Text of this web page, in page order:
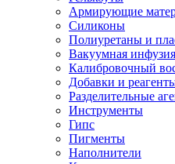
Армирующие
Силиконы
Полиуретаны и
Вакуумная инфузия
Калибровочный
Добавки и
Разделительные
Инструменты
Гипс
Пигменты
Наполнители